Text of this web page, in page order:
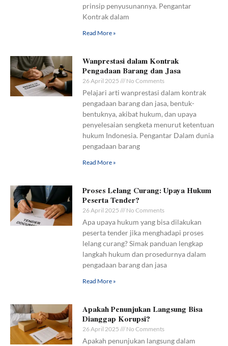
prinsip penyusunannya. Pengantar
Kontrak dalam
Read More »
Wanprestasi dalam Kontrak
Pengadaan Barang dan Jasa
26 April 2025 No Comments
Pelajari arti wanprestasi dalam kontrak
pengadaan barang dan jasa, bentuk-
bentuknya, akibat hukum, dan upaya
penyelesaian sengketa menurut ketentuan
hukum Indonesia. Pengantar Dalam dunia
pengadaan barang
Read More »
Proses Lelang Curang: Upaya Hukum
Peserta Tender?
26 April 2025 No Comments
Apa upaya hukum yang bisa dilakukan
peserta tender jika menghadapi proses
lelang curang? Simak panduan lengkap
langkah hukum dan prosedurnya dalam
pengadaan barang dan jasa
Read More »
Apakah Penunjukan Langsung Bisa
Dianggap Korupsi?
26 April 2025 No Comments
Apakah penunjukan langsung dalam